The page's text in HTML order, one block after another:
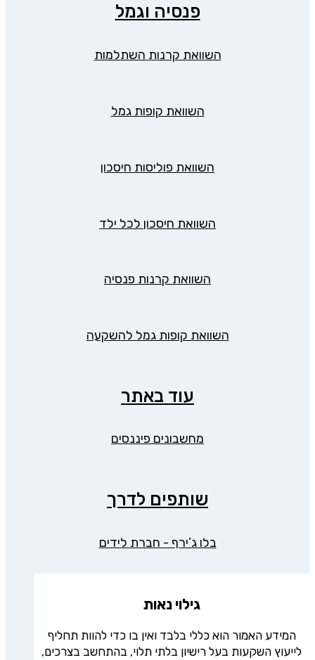
פנסיה וגמל
השוואת קרנות השתלמות
השוואת קופות גמל
השוואת פוליסות חיסכון
השוואת חיסכון לכל ילד
השוואת קרנות פנסיה
השוואת קופות גמל להשקעה
עוד באתר
מחשבונים פיננסים
שותפים לדרך
בלו ג’ירף - חברת לידים
גילוי נאות
המידע האמור הוא כללי בלבד ואין בו כדי להוות תחליף
לייעוץ השקעות בעל רישיון בלתי תלוי, בהתחשב בצרכים,